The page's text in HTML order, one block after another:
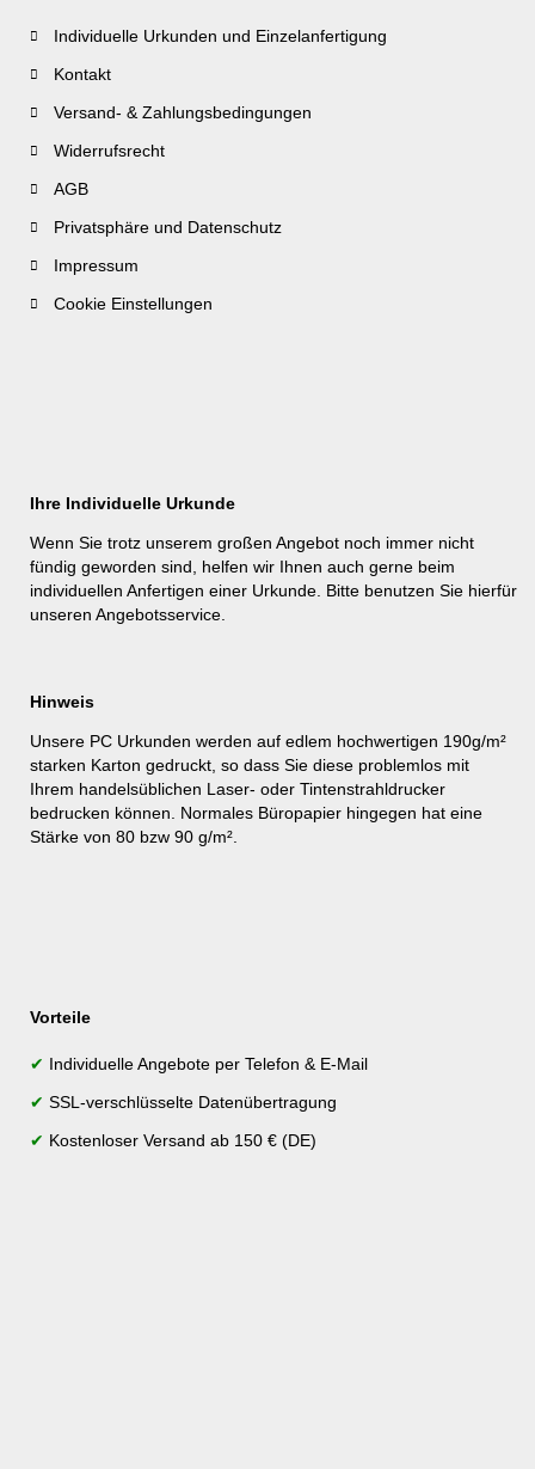
Individuelle Urkunden und Einzelanfertigung
Kontakt
Versand- & Zahlungsbedingungen
Widerrufsrecht
AGB
Privatsphäre und Datenschutz
Impressum
Cookie Einstellungen
Ihre Individuelle Urkunde
Wenn Sie trotz unserem großen Angebot noch immer nicht
fündig geworden sind, helfen wir Ihnen auch gerne beim
individuellen Anfertigen einer Urkunde. Bitte benutzen Sie hierfür
unseren Angebotsservice
Hinweis
Unsere PC Urkunden werden auf edlem hochwertigen 190g/m²
starken Karton gedruckt, so dass Sie diese problemlos mit
Ihrem handelsüblichen Laser- oder Tintenstrahldrucker
bedrucken können. Normales Büropapier hingegen hat eine
Stärke von 80 bzw 90 g/m².
Vorteile
✔ Individuelle Angebote per Telefon & E-Mail
✔ SSL-verschlüsselte Datenübertragung
✔ Kostenloser Versand ab 150 € (DE)